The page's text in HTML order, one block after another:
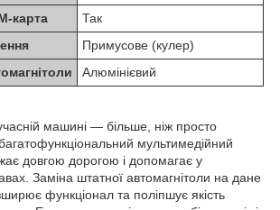
карта
Так
Примусове (кулер)
Алюмінієвий
машині — більше, ніж просто
мультимедійний
довгою дорогою і допомагає у
Заміна штатної автомагнітоли на дане
функціонал та поліпшує якість